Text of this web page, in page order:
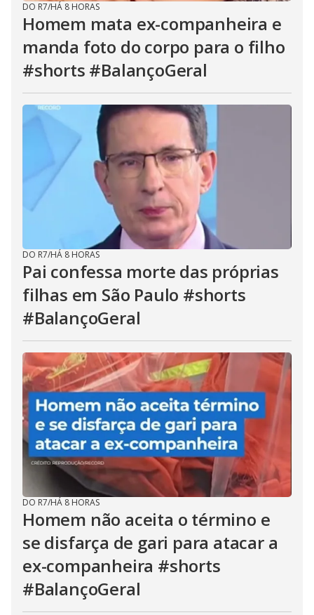
DO R7/HÁ 8 HORAS
Homem mata ex-companheira e
manda foto do corpo para o filho
#shorts #BalançoGeral
DO R7/HÁ 8 HORAS
Pai confessa morte das próprias
filhas em São Paulo #shorts
#BalançoGeral
DO R7/HÁ 8 HORAS
Homem não aceita o término e
se disfarça de gari para atacar a
ex-companheira #shorts
#BalançoGeral